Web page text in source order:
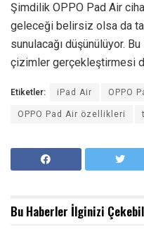
Şimdilik OPPO Pad Air
geleceği belirsiz olsa da
sunulacağı düşünülüyor.
çizimler gerçekleştirmesi
Etiketler: iPad Air OPPO
OPPO Pad Air özellikleri
Bu Haberler İlginizi